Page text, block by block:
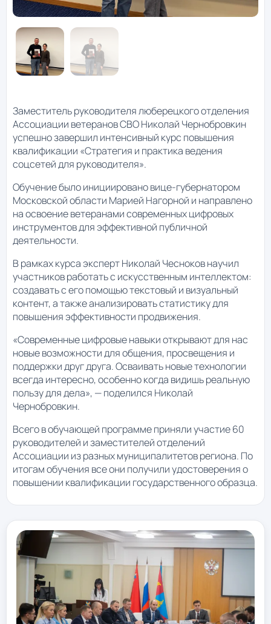
Заместитель руководителя люберецкого отделения
Ассоциации ветеранов СВО Николай Чернобровкин
успешно завершил интенсивный курс повышения
квалификации «Стратегия и практика ведения
соцсетей для руководителя».
Обучение было инициировано вице-губернатором
Московской области Марией Нагорной и направлено
на освоение ветеранами современных цифровых
инструментов для эффективной публичной
деятельности.
В рамках курса эксперт Николай Чесноков научил
участников работать с искусственным интеллектом:
создавать с его помощью текстовый и визуальный
контент, а также анализировать статистику для
повышения эффективности продвижения.
«Современные цифровые навыки открывают для нас
новые возможности для общения, просвещения и
поддержки друг друга. Осваивать новые технологии
всегда интересно, особенно когда видишь реальную
пользу для дела», — поделился Николай
Чернобровкин.
Всего в обучающей программе приняли участие 60
руководителей и заместителей отделений
Ассоциации из разных муниципалитетов региона. По
итогам обучения все они получили удостоверения о
повышении квалификации государственного образца.